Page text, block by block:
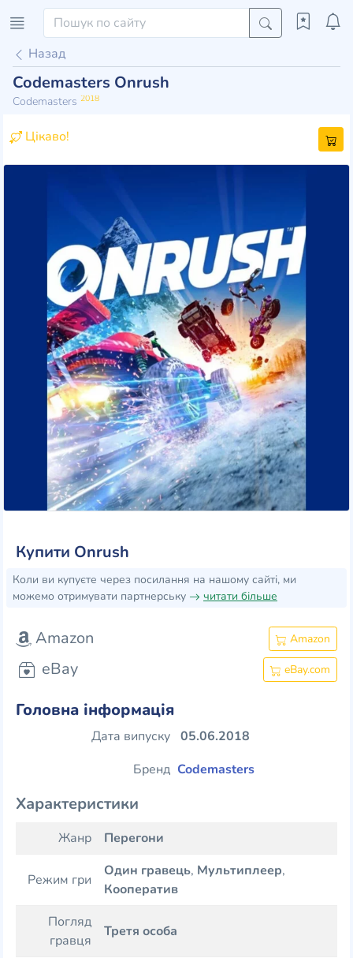
Назад
Codemasters Onrush
Codemasters 2018
Цікаво!
Купити Onrush
Коли ви купуєте через посилання на нашому сайті, ми
можемо отримувати партнерську
читати більше
Amazon Amazon
eBay eBay.com
Головна інформація
Дата випуску 05.06.2018
Бренд Codemasters
Характеристики
Жанр Перегони
Режим гри
Один гравець, Мультиплеер,
Кооператив
Погляд
гравця
Третя особа